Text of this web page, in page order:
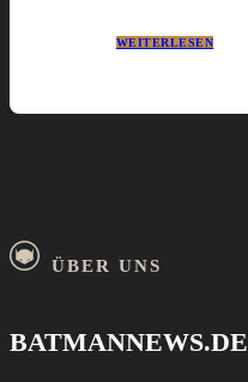
WEITERLESEN
ÜBER UNS
BATMANNEWS.DE